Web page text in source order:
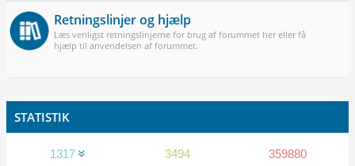
Retningslinjer og hjælp
Læs venligst retningslinjerne for brug af forummet her eller få
hjælp til anvendelsen af forummet.
STATISTIK
1317 3494 359880